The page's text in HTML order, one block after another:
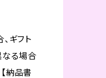
ギフト
なる場合
納品書